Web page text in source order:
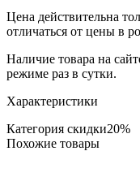
Цена действительна
отличаться от цены в
Наличие товара на
режиме раз в сутки.
Характеристики
Категория скидки20%
Похожие товары